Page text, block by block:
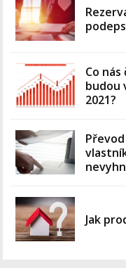
Co
budou
2021?
Jak